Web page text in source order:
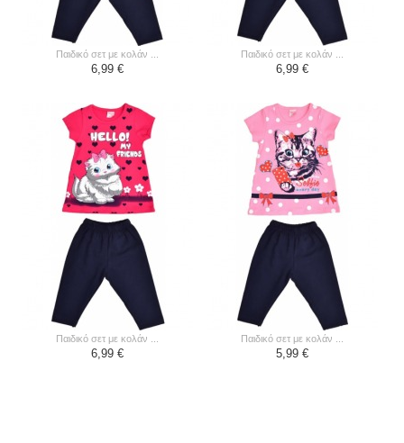
παιδικό σετ με κολάν ...
6,99 €
παιδικό σετ με κολάν ...
6,99 €
παιδικό σετ με κολάν ...
6,99 €
παιδικό σετ με κολάν ...
5,99 €